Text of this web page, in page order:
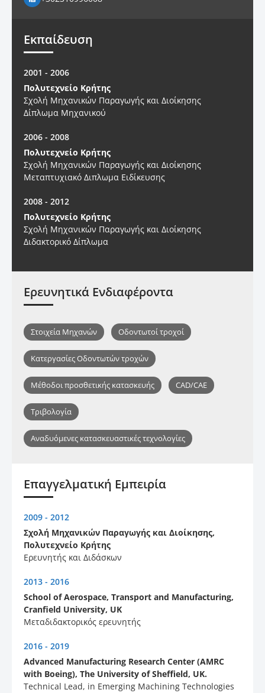
Εκπαίδευση
2001 - 2006
Πολυτεχνείο Κρήτης
Σχολή Μηχανικών Παραγωγής και Διοίκησης
Δίπλωμα Μηχανικού
2006 - 2008
Πολυτεχνείο Κρήτης
Σχολή Μηχανικών Παραγωγής και Διοίκησης
Μεταπτυχιακό Διπλωμα Ειδίκευσης
2008 - 2012
Πολυτεχνείο Κρήτης
Σχολή Μηχανικών Παραγωγής και Διοίκησης
Διδακτορικό Δίπλωμα
Ερευνητικά Ενδιαφέροντα
Στοιχεία Μηχανών Οδοντωτοί τροχοί
Κατεργασίες Οδοντωτών τροχών
Μέθοδοι προσθετικής κατασκευής CAD/CAE
Τριβολογία
Αναδυόμενες κατασκευαστικές τεχνολογίες
Επαγγελματική Εμπειρία
2009 - 2012
Σχολή Μηχανικών Παραγωγής και Διοίκησης,
Πολυτεχνείο Κρήτης
Ερευνητής και Διδάσκων
2013 - 2016
School of Aerospace, Transport and Manufacturing,
Cranfield University, UK
Μεταδιδακτορικός ερευνητής
2016 - 2019
Advanced Manufacturing Research Center (AMRC
with Boeing), The University of Sheffield, UK.
Technical Lead, in Emerging Machining Technologies